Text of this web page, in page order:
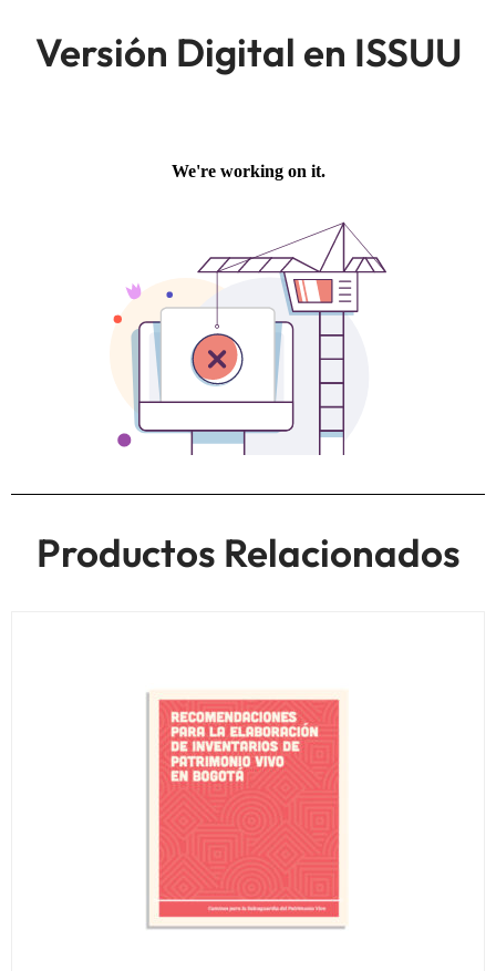
Versión Digital en ISSUU
Productos Relacionados